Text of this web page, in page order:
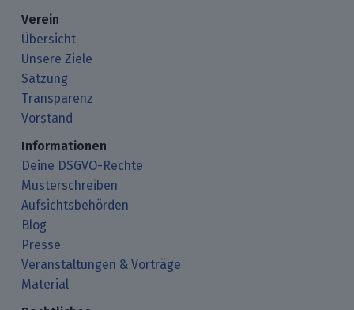
Verein
Übersicht
Unsere Ziele
Satzung
Transparenz
Vorstand
Informationen
Deine DSGVO-Rechte
Musterschreiben
Aufsichtsbehörden
Blog
Presse
Veranstaltungen & Vorträge
Material